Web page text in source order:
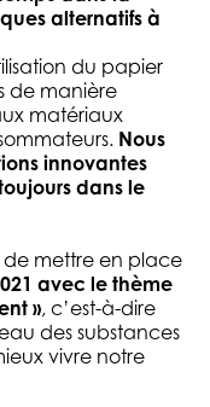
alternatifs à
du papier
de manière
matériaux
Nous
innovantes
dans le
mettre en place
avec le thème
», c’est-à-dire
des substances
vivre notre